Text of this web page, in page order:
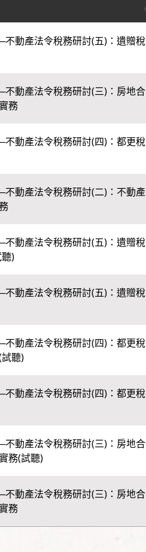
不動產法令稅務研討(五)：遺贈稅
不動產法令稅務研討(三)：房地合
務
不動產法令稅務研討(四)：都更稅
不動產法令稅務研討(二)：不動產
不動產法令稅務研討(五)：遺贈稅
)
不動產法令稅務研討(五)：遺贈稅
不動產法令稅務研討(四)：都更稅
聽)
不動產法令稅務研討(四)：都更稅
不動產法令稅務研討(三)：房地合
務(試聽)
不動產法令稅務研討(三)：房地合
務